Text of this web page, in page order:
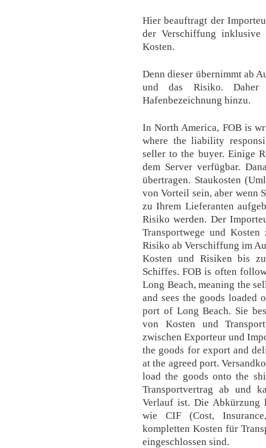
Hier beauftragt der
der Verschiffung inklusive
Kosten.
Denn dieser übernimmt ab
und das Risiko.
Hafenbezeichnung hinzu.
In North America, FOB is
where the liability
seller to the buyer. Einige
dem Server verfügbar.
übertragen. Staukosten
von Vorteil sein, aber wenn
zu Ihrem Lieferanten
Risiko werden. Der
Transportwege und
Risiko ab Verschiffung im
Kosten und Risiken bis
Schiffes. FOB is often
Long Beach, meaning the
and sees the goods loaded
port of Long Beach. Sie
von Kosten und
zwischen Exporteur und
the goods for export and
at the agreed port.
load the goods onto the
Transportvertrag ab und
Verlauf ist. Die Abkürzung
wie CIF (Cost,
kompletten Kosten für
eingeschlossen sind.